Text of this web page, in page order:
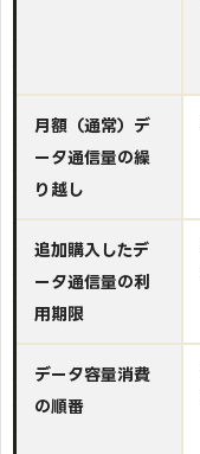
月額（通常）デ
ータ通信量の繰
り越し
追加購入したデ
ータ通信量の利
用期限
データ容量消費
の順番